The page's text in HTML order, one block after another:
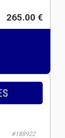
265.00 €
#188922